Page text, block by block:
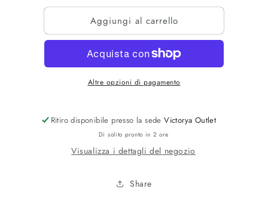
per
MAGLIONE
PUTEREY
per
MAGLIONE
PUTEREY
Aggiungi al carrello
Altre opzioni di pagamento
Ritiro disponibile presso la sedeVictorya Outlet
Di solito pronto in 2 ore
Visualizza i dettagli del negozio
Share